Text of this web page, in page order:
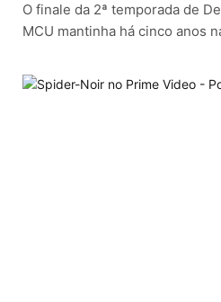
O finale da 2ª temporada de
MCU mantinha há cinco anos